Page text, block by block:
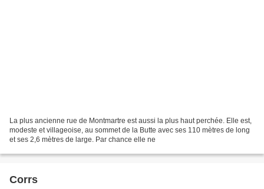
La plus ancienne rue de Montmartre est aussi la plus haut perchée. Elle est,
modeste et villageoise, au sommet de la Butte avec ses 110 mètres de long
et ses 2,6 mètres de large. Par chance elle ne
Corrs